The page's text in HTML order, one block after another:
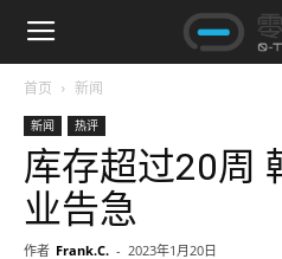
首页 新闻
新闻 热评
库存超过20周
业告急
作者 Frank.C. - 2023年1月20日